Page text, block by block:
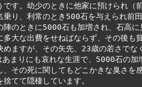
す。幼少のときに他家に預けられ（
乗り、利常のとき500石を与えられ前
陣のときに5000石も加増され、石高に
大な出費をせねばならず、その後も
めますが、その矢先、23歳の若さでな
まりにも哀れな生涯で、5000石の加
、その死に関してもどこかきな臭さを
てて隠棲しています。